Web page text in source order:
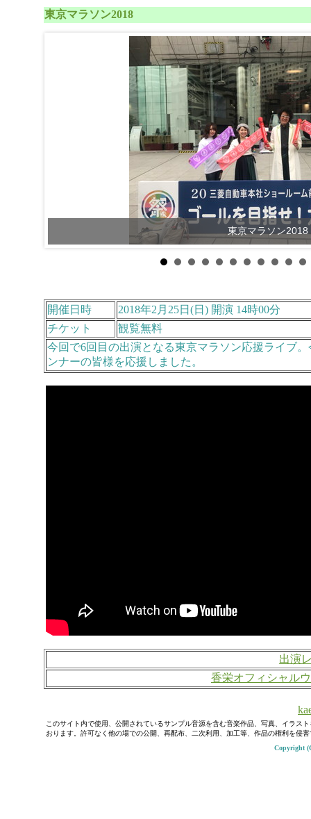
東京マラソン2018
東京マラソン2018
開催日時
2018年2月25日(日) 開演 14時00分
チケット
観覧無料
今回で6回目の出演となる東京マラソン応援ライブ
ンナーの皆様を応援しました。
出演
香栄オフィシャル
このサイト内で使用、公開されているサンプル音源を含む音楽作品、写真、イラス
おります。許可なく他の場での公開、再配布、二次利用、加工等、作品の権利を侵
Copyright